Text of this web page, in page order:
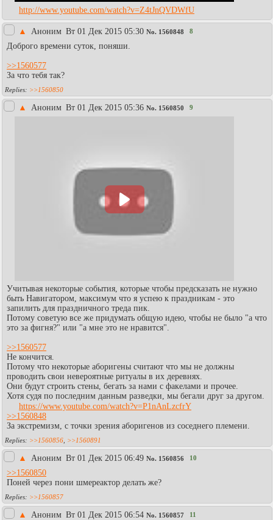
http://www.youtube.com/watch?v=Z4tJnQVDWfU
▲ Аноним Вт 01 Дек 2015 05:30 No. 1560848 8
Доброго времени суток, поняши.
>>1560577
За что тебя так?
>>1560850
▲ Аноним Вт 01 Дек 2015 05:36 No. 1560850 9
Учитывая некоторые события, которые чтобы предсказать не нужно
быть Навигатором, максимум что я успею к праздникам - это
запилить для праздничного треда пик.
Потому советую все же придумать общую идею, чтобы не было "а что
это за фигня?" или "а мне это не нравится".
>>1560577
Не кончится.
Потому что некоторые аборигены считают что мы не должны
проводить свои невероятные ритуалы в их деревнях.
Они будут строить стены, бегать за нами с факелами и прочее.
Хотя судя по последним данным разведки, мы бегали друг за другом.
https://www.youtube.com/watch?v=P1nAnLzcfrY
>>1560848
За экстремизм, с точки зрения аборигенов из соседнего племени.
>>1560856 >>1560891
▲ Аноним Вт 01 Дек 2015 06:49 No. 1560856 10
>>1560850
Поней через пони шмереактор делать же?
>>1560857
▲ Аноним Вт 01 Дек 2015 06:54 No. 1560857 11